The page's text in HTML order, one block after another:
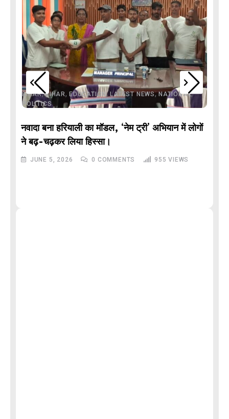
BIHAR,BIHAR, EDUCATION,LATEST NEWS,NATIONAL,
POLITICS
नवादा बना हरियाली का मॉडल, ‘नेम ट्री’ अभियान में लोगों
ने बढ़-चढ़कर लिया हिस्सा।
JUNE 5, 2026 0 COMMENTS 955 VIEWS